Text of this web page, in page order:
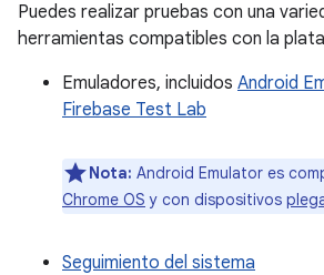
Puedes realizar pruebas con una
herramientas compatibles con la
Emuladores, incluidos Android
Firebase Test Lab
Nota: Android Emulator es
Chrome OS y con dispositivos
Seguimiento del sistema